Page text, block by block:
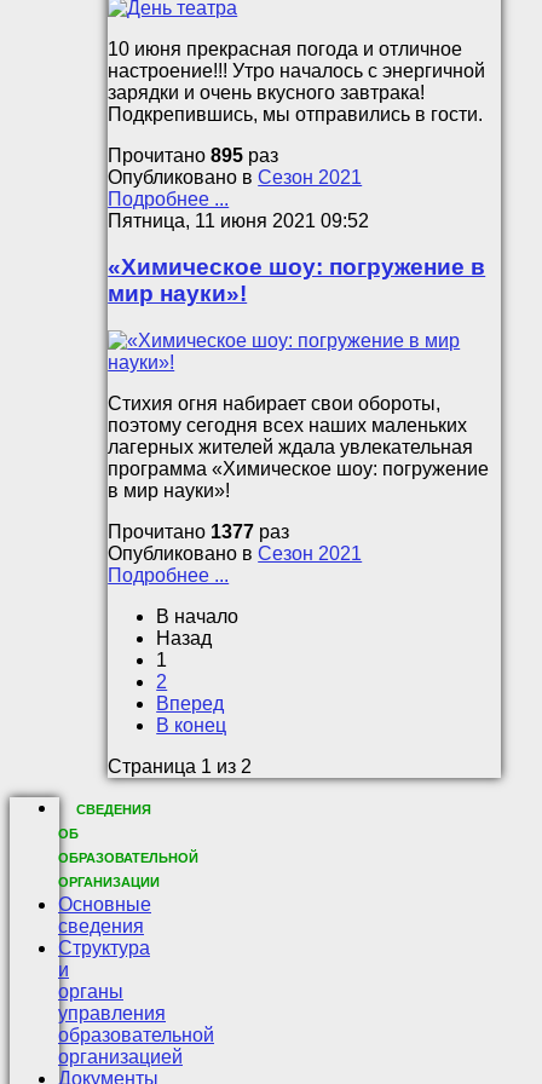
10 июня прекрасная погода и отличное
настроение!!! Утро началось с энергичной
зарядки и очень вкусного завтрака!
Подкрепившись, мы отправились в гости.
Прочитано895 раз
Опубликовано в Сезон 2021
Подробнее ...
Пятница, 11 июня 2021 09:52
«Химическое шоу: погружение в
мир науки»!
Стихия огня набирает свои обороты,
поэтому сегодня всех наших маленьких
лагерных жителей ждала увлекательная
программа «Химическое шоу: погружение
в мир науки»!
Прочитано 1377 раз
Опубликовано в Сезон 2021
Подробнее ...
В начало
Назад
1
2
Вперед
В конец
Страница 1 из 2
СВЕДЕНИЯ
ОБ
ОБРАЗОВАТЕЛЬНОЙ
ОРГАНИЗАЦИИ
Основные
сведения
Структура
и
органы
управления
образовательной
организацией
Документы